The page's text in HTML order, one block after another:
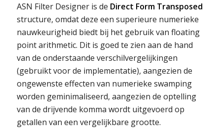
ASN Filter Designer is de Direct Form Transposed
structure, omdat deze een superieure numerieke
nauwkeurigheid biedt bij het gebruik van floating
point arithmetic. Dit is goed te zien aan de hand
van de onderstaande verschilvergelijkingen
(gebruikt voor de implementatie), aangezien de
ongewenste effecten van numerieke swamping
worden geminimaliseerd, aangezien de optelling
van de drijvende komma wordt uitgevoerd op
getallen van een vergelijkbare grootte.